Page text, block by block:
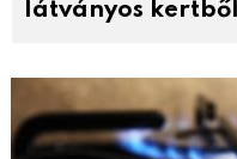
látványos